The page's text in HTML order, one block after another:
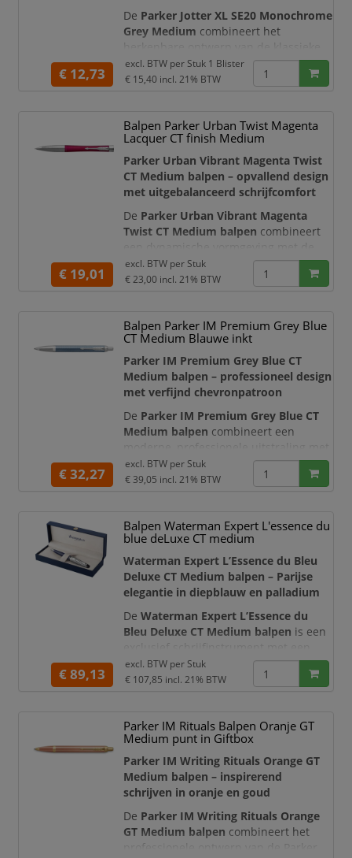
De Parker Jotter XL SE20 Monochrome
Grey Medium combineert het
Parker Jotter met een groter formaat en
een volledig monochrome staalgrijze
pijlvormige clip vormen samen een
stijlvol en modern geheel. Deze luxe
balpen is een representatieve ke
€ 12,73
excl. BTW per Stuk 1 Blister
€ 15,40 incl. 21% BTW
Balpen Parker Urban Twist Magenta
Lacquer CT finish Medium
Parker Urban Vibrant Magenta Twist
CT Medium balpen – opvallend design
met uitgebalanceerd schrijfcomfort
De Parker Urban Vibrant Magenta
Twist CT Medium balpen combineert
betrouwbare schrijfprestaties van
Parker. De glanzende magentakleurige
iconische pijlvormige Parker-clip.
Hiermee is deze luxe balpen een
opvallende keuze voor kantoor, studie, t
€ 19,01
excl. BTW per Stuk
€ 23,00 incl. 21% BTW
Balpen Parker IM Premium Grey Blue
CT Medium Blauwe inkt
Parker IM Premium Grey Blue CT
Medium balpen – professioneel design
met verfijnd chevronpatroon
De Parker IM Premium Grey Blue CT
Medium balpen combineert een
moderne, professionele uitstraling met
het betrouwbare schrijfcomfort van
Parker. De blauwgrijze metallic lak, het
geven deze luxe balpen een
onderscheidend karakter. Het slanke,
taps toelopende silhouet ligt prettig in
de
€ 32,27
excl. BTW per Stuk
€ 39,05 incl. 21% BTW
Balpen Waterman Expert L'essence du
blue deLuxe CT medium
Waterman Expert L’Essence du Bleu
Deluxe CT Medium balpen – Parijse
elegantie in diepblauw en palladium
DeWaterman Expert L’Essence du
Bleu Deluxe CT Medium balpen is een
exclusief schrijfinstrument met een
krachtige, professionele uitstraling. De
levendige diepblauwe lak wordt
waarin het karakteristieke golfpatroon
van Waterman verfijnd is geëtst. Dit
bijzondere motief is geïnspireerd op
€ 89,13
excl. BTW per Stuk
€ 107,85 incl. 21% BTW
Parker IM Rituals Balpen Oranje GT
Medium punt in Giftbox
Parker IM Writing Rituals Orange GT
Medium balpen – inspirerend
schrijven in oranje en goud
De Parker IM Writing Rituals Orange
GT Medium balpen combineert het
professionele ontwerp van de Parker